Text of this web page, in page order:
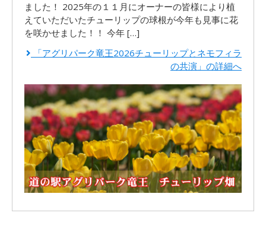
ました！ 2025年の１１月にオーナーの皆様により植
えていただいたチューリップの球根が今年も見事に花
を咲かせました！！ 今年 […]
「アグリパーク竜王2026チューリップとネモフィラ
の共演」の詳細へ